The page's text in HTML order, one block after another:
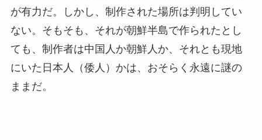
が有力だ。しかし、制作された場所は判明してい
ない。そもそも、それが朝鮮半島で作られたとし
ても、制作者は中国人か朝鮮人か、それとも現地
にいた日本人（倭人）かは、おそらく永遠に謎の
ままだ。